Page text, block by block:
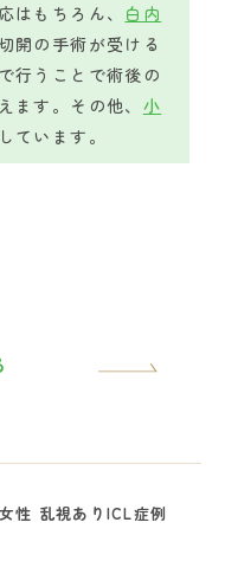
はもちろん、 白内
開の手術が受ける
行うことで術後の
ます。その他、 小
ています。
性 乱視ありICL症例